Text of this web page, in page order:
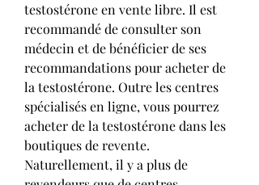
testostérone en vente libre. Il est
recommandé de consulter son
médecin et de bénéficier de ses
recommandations pour acheter de
la testostérone. Outre les centres
spécialisés en ligne, vous pourrez
acheter de la testostérone dans les
boutiques de revente.
Naturellement, il y a plus de